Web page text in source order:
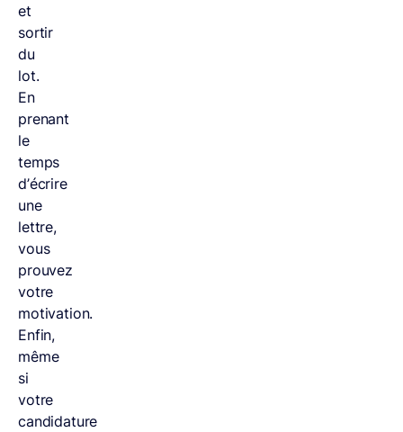
et
sortir
du
lot.
En
prenant
le
temps
d’écrire
une
lettre,
vous
prouvez
votre
motivation.
Enfin,
même
si
votre
candidature